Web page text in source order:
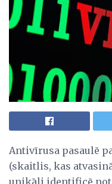
Antivīrusa pasaulē
(skaitlis, kas
unikāli identificē